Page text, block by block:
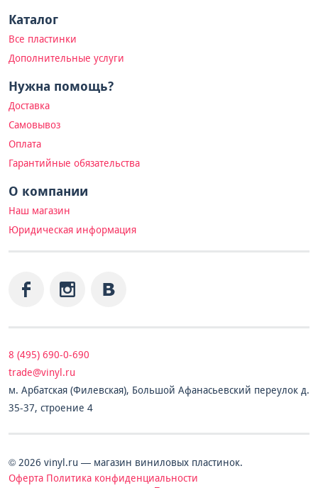
Каталог
Все пластинки
Дополнительные услуги
Нужна помощь?
Доставка
Самовывоз
Оплата
Гарантийные обязательства
О компании
Наш магазин
Юридическая информация
8 (495) 690-0-690
trade@vinyl.ru
м. Арбатская (Филевская), Большой Афанасьевский переулок д.
35-37, строение 4
© 2026 vinyl.ru — магазин виниловых пластинок.
Оферта Политика конфиденциальности